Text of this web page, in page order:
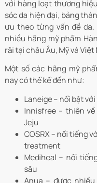
với hàng loạt thương
sóc da hiện đại, bảng
ưu theo từng vấn đề
nhiều hãng mỹ phẩm
rãi tại châu Âu, Mỹ và Việt
Một số các hãng mỹ
nay có thể kể đến như:
Laneige – nổi bật
Innisfree – thiên
Jeju
COSRX – nổi tiếng
treatment
Mediheal – nổi
sâu
Anua – được